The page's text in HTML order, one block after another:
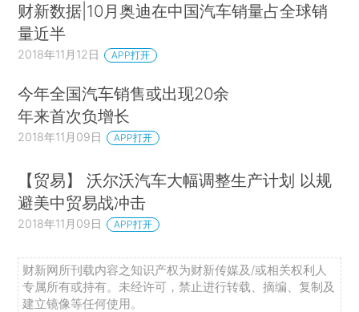
财新数据|10月奥迪在中国汽车销量占全球销
量近半
2018年11月12日 APP打开
今年全国汽车销售或出现20余
年来首次负增长
2018年11月09日 APP打开
【贸易】 沃尔沃汽车大幅调整生产计划 以规
避美中贸易战冲击
2018年11月09日 APP打开
财新网所刊载内容之知识产权为财新传媒及/或相关权利人
专属所有或持有。未经许可，禁止进行转载、摘编、复制及
建立镜像等任何使用。